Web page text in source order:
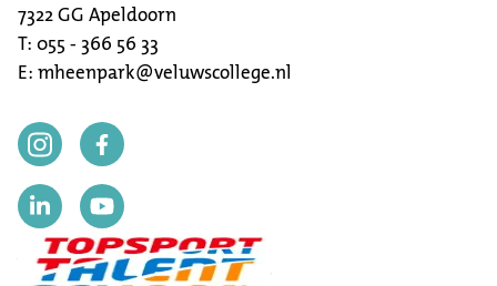
7322 GG Apeldoorn
T: 055 - 366 56 33
E: mheenpark@veluwscollege.nl